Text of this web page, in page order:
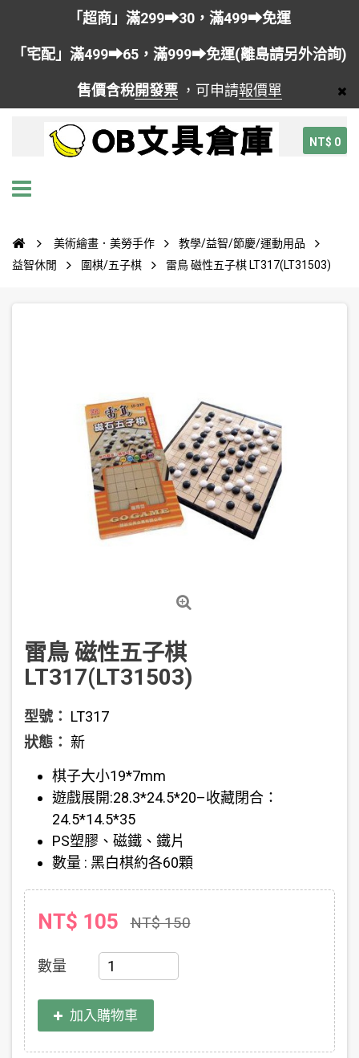
「超商」滿299➡30，滿499➡免運
「宅配」滿499➡65，滿999➡免運(離島請另外洽詢)
售價含稅開發票 ，可申請報價單
NT$ 0
美術繪畫．美勞手作
教學/益智/節慶/運動用品
益智休閒
圍棋/五子棋 雷鳥 磁性五子棋 LT317(LT31503)
雷鳥 磁性五子棋
LT317(LT31503)
型號： LT317
狀態： 新
棋子大小19*7mm
遊戲展開:28.3*24.5*20–收藏閉合：
24.5*14.5*35
PS塑膠、磁鐵、鐵片
數量 : 黑白棋約各60顆
NT$ 105 NT$ 150
數量
加入購物車